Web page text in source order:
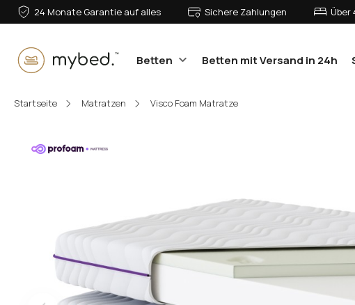
24 Monate Garantie auf alles Sichere Zahlungen Über
Betten Betten mit Versand in 24h
Startseite Matratzen Visco Foam Matratze
Passwort:
Anmelden
Oder anmelden mit: